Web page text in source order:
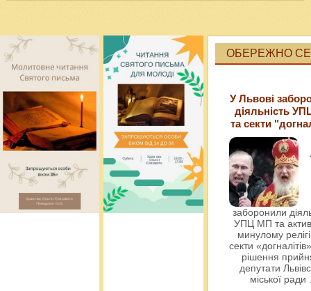
ОБЕРЕЖНО
У Львові
діяльність
та секти
заборонили
УПЦ МП та
минулому
секти
рішення
депутати
міської ради